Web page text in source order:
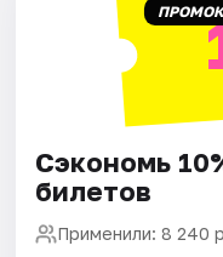
Сэкономь
билетов
Применили: 8 240